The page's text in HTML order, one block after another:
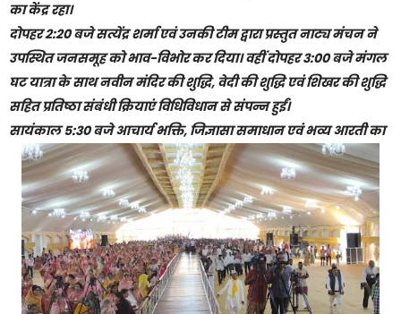
का केंद्र रहा।
दोपहर 2:20 बजे सत्येंद्र शर्मा एवं उनकी टीम द्वारा प्रस्तुत नाट्य मंचन ने
उपस्थित जनसमूह को भाव-विभोर कर दिया। वहीं दोपहर 3:00 बजे मंगल
घट यात्रा के साथ नवीन मंदिर की शुद्धि, वेदी की शुद्धि एवं शिखर की शुद्धि
सहित प्रतिष्ठा संबंधी क्रियाएं विधिविधान से संपन्न हुईं।
सायंकाल 5:30 बजे आचार्य भक्ति, जिज्ञासा समाधान एवं भव्य आरती का